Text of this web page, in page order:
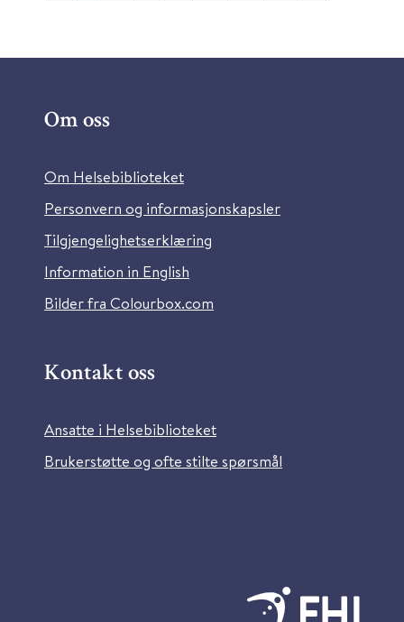
Om oss
Om Helsebiblioteket
Personvern og informasjonskapsler
Tilgjengelighetserklæring
Information in English
Bilder fra Colourbox.com
Kontakt oss
Ansatte i Helsebiblioteket
Brukerstøtte og ofte stilte spørsmål